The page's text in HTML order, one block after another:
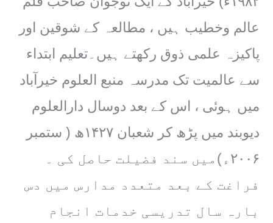
عالم وخطیب ہیں ، مطالعہ کے شوقین اور
پاکیزہ علمی ذوق رکھتے ہیں۔تعلیم ابتداء
سے عالمیت تک مدرسہ منبع العلوم خیرآباد
میں ہوئی ، اس کے بعد دوسال دارالعلوم
دیوبند میں پڑھ کر شعبان ۱۴۲۷ھ ( ستمبر
۲۰۰۶ء)میں سند فضیلت حاصل کی ۔
فراغت کے بعد متعدد مدارس میں دس
بارہ سال تدریسی خدمات انجام